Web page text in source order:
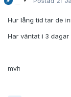
Hur lång tid tar de
Har väntat i 3 dagar
mvh